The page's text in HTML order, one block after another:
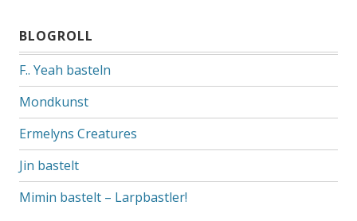
BLOGROLL
F.. Yeah basteln
Mondkunst
Ermelyns Creatures
Jin bastelt
Mimin bastelt – Larpbastler!